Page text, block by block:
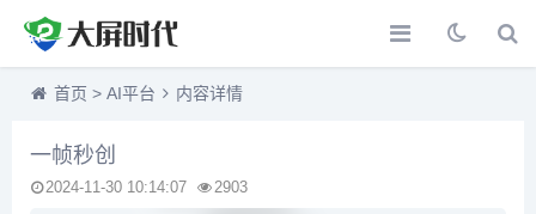
首页 > AI平台 内容详情
一帧秒创
2024-11-30 10:14:07 2903